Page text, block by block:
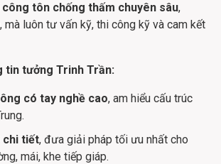
tôn chống thấm chuyên sâu,
mà luôn tư vấn kỹ, thi công kỹ và cam kết
tin tưởng Trinh Trần:
có tay nghề cao, am hiểu cấu trúc
chi tiết, đưa giải pháp tối ưu nhất cho
mái, khe tiếp giáp.